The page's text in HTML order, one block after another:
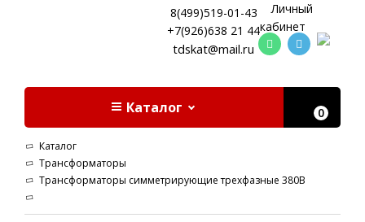
8(499)519-01-43
+7(926)638 21 44
tdskat@mail.ru
Личный
кабинет
Каталог 0
Каталог
Трансформаторы
Трансформаторы симметрирующие трехфазные 380В